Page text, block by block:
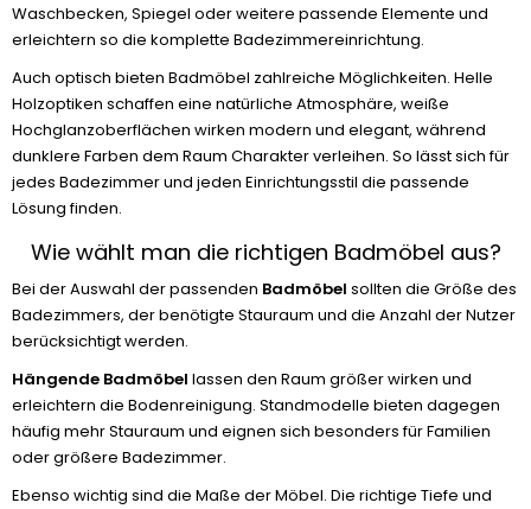
Waschbecken, Spiegel oder weitere passende Elemente und
erleichtern so die komplette Badezimmereinrichtung.
Auch optisch bieten Badmöbel zahlreiche Möglichkeiten. Helle
Holzoptiken schaffen eine natürliche Atmosphäre, weiße
Hochglanzoberflächen wirken modern und elegant, während
dunklere Farben dem Raum Charakter verleihen. So lässt sich für
jedes Badezimmer und jeden Einrichtungsstil die passende
Lösung finden.
Wie wählt man die richtigen Badmöbel aus?
Bei der Auswahl der passenden Badmöbel sollten die Größe des
Badezimmers, der benötigte Stauraum und die Anzahl der Nutzer
berücksichtigt werden.
Hängende Badmöbel lassen den Raum größer wirken und
erleichtern die Bodenreinigung. Standmodelle bieten dagegen
häufig mehr Stauraum und eignen sich besonders für Familien
oder größere Badezimmer.
Ebenso wichtig sind die Maße der Möbel. Die richtige Tiefe und